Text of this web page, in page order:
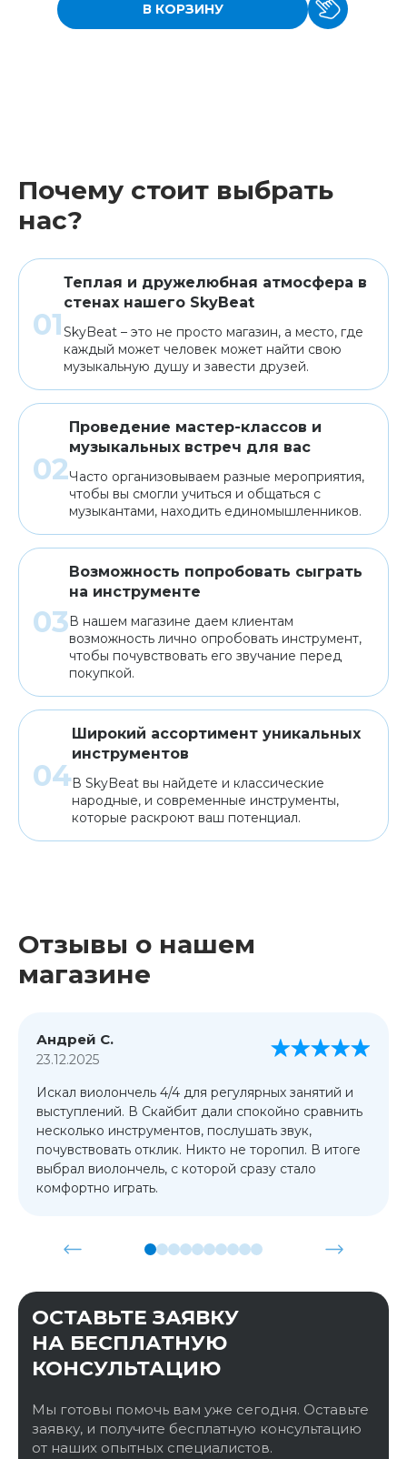
В КОРЗИНУ
Почему стоит выбрать
нас?
Теплая и дружелюбная атмосфера в
стенах нашего SkyBeat
SkyBeat – это не просто магазин, а место, где
каждый может человек может найти свою
музыкальную душу и завести друзей.
Проведение мастер-классов и
музыкальных встреч для вас
Часто организовываем разные мероприятия,
чтобы вы смогли учиться и общаться с
музыкантами, находить единомышленников.
Возможность попробовать сыграть
на инструменте
В нашем магазине даем клиентам
возможность лично опробовать инструмент,
чтобы почувствовать его звучание перед
покупкой.
Широкий ассортимент уникальных
инструментов
В SkyBeat вы найдете и классические
народные, и современные инструменты,
которые раскроют ваш потенциал.
Отзывы о нашем
магазине
Андрей С.
23.12.2025
Искал виолончель 4/4 для регулярных занятий и
выступлений. В Скайбит дали спокойно сравнить
несколько инструментов, послушать звук,
почувствовать отклик. Никто не торопил. В итоге
выбрал виолончель, с которой сразу стало
комфортно играть.
ОСТАВЬТЕ ЗАЯВКУ
НА БЕСПЛАТНУЮ
КОНСУЛЬТАЦИЮ
Мы готовы помочь вам уже сегодня. Оставьте
заявку, и получите бесплатную консультацию
от наших опытных специалистов.